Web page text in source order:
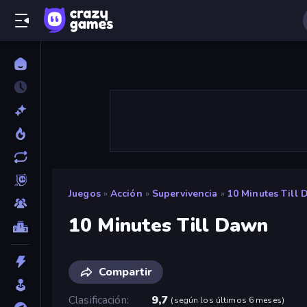
Juegos » Acción » Supervivencia » 10 Minutes Till
10 Minutes Till Dawn
Compartir
Clasificación
9,7 (según los últimos 6 meses)